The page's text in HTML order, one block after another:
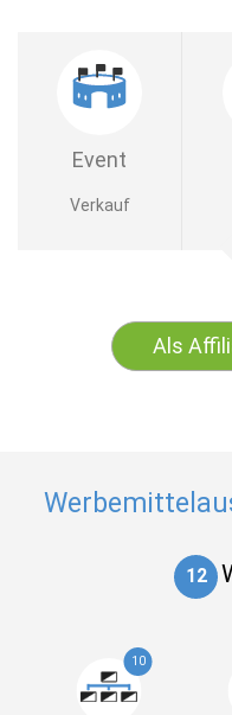
Event
Verkauf
Als
12
10